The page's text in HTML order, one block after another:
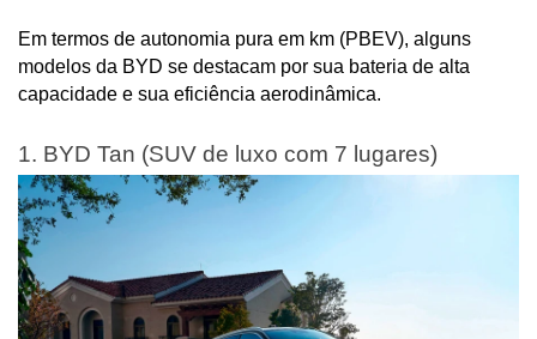
Em termos de autonomia pura em km (PBEV), alguns
modelos da BYD se destacam por sua bateria de alta
capacidade e sua eficiência aerodinâmica.
1. BYD Tan (SUV de luxo com 7 lugares)